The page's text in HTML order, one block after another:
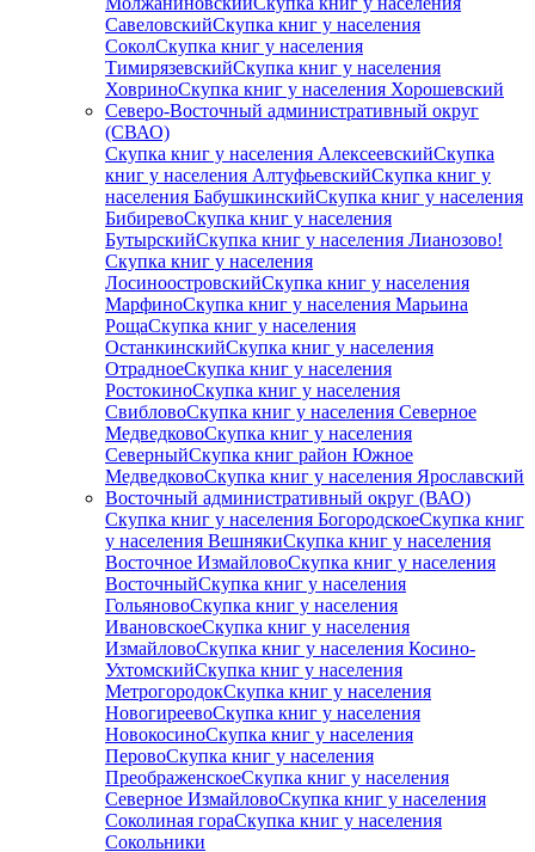
СавеловскийСкупка книг у населения
СоколСкупка книг у населения
ТимирязевскийСкупка книг у населения
ХовриноСкупка книг у населения Хорошевский
Северо-Восточный административный округ
(СВАО)
Скупка книг у населения АлексеевскийСкупка
книг у населения АлтуфьевскийСкупка книг у
населения БабушкинскийСкупка книг у населения
БибиревоСкупка книг у населения
БутырскийСкупка книг у населения Лианозово!
Скупка книг у населения
ЛосиноостровскийСкупка книг у населения
МарфиноСкупка книг у населения Марьина
РощаСкупка книг у населения
ОстанкинскийСкупка книг у населения
ОтрадноеСкупка книг у населения
РостокиноСкупка книг у населения
СвибловоСкупка книг у населения Северное
МедведковоСкупка книг у населения
СеверныйСкупка книг район Южное
МедведковоСкупка книг у населения Ярославский
Восточный административный округ (ВАО)
Скупка книг у населения БогородскоеСкупка книг
у населения ВешнякиСкупка книг у населения
Восточное ИзмайловоСкупка книг у населения
ВосточныйСкупка книг у населения
ГольяновоСкупка книг у населения
ИвановскоеСкупка книг у населения
ИзмайловоСкупка книг у населения Косино-
УхтомскийСкупка книг у населения
МетрогородокСкупка книг у населения
НовогиреевоСкупка книг у населения
НовокосиноСкупка книг у населения
ПеровоСкупка книг у населения
ПреображенскоеСкупка книг у населения
Северное ИзмайловоСкупка книг у населения
Соколиная гораСкупка книг у населения
Сокольники